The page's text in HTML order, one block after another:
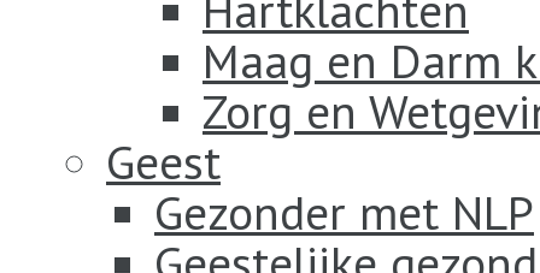
Maag en Darm
Zorg en
Geest
Gezonder met NLP